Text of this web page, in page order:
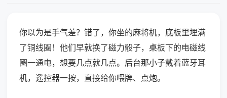
你以为是手气差？错了，你坐的麻将机，底板里埋满
了铜线圈！他们早就换了磁力骰子，桌板下的电磁线
圈一通电，想要几点就几点。后台那小子戴着蓝牙耳
机，遥控器一按，直接给你喂牌、点炮。